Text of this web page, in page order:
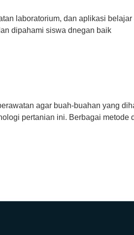
laboratorium, dan aplikasi belajar
dipahami siswa dnegan baik
agar buah-buahan yang
pertanian ini. Berbagai metode